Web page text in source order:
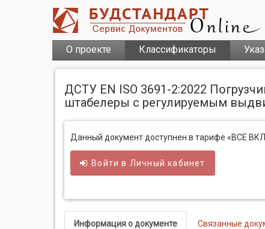
О проекте Классификаторы
ДСТУ EN ISO 3691-2:2022
штабелеры с регулируемым
Данный документ доступнен в тарифе «ВСЕ
Войти в Личный кабинет
Информация о документе Связанные